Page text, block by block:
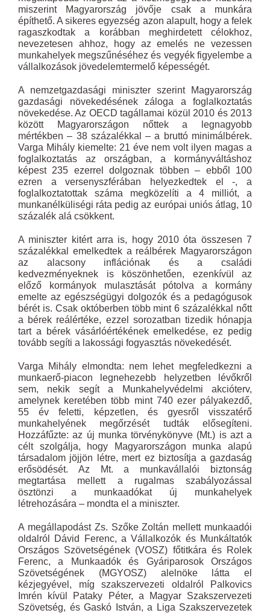
miszerint Magyarország jövője csak a munkára
építhető. A sikeres egyezség azon alapult, hogy a felek
ragaszkodtak a korábban meghirdetett célokhoz,
nevezetesen ahhoz, hogy az emelés ne vezessen
munkahelyek megszűnéséhez és vegyék figyelembe a
vállalkozások jövedelemtermelő képességét.
A nemzetgazdasági miniszter szerint Magyarország
gazdasági növekedésének záloga a foglalkoztatás
növekedése. Az OECD tagállamai közül 2010 és 2013
között Magyarországon nőttek a legnagyobb
mértékben – 38 százalékkal – a bruttó minimálbérek.
Varga Mihály kiemelte: 21 éve nem volt ilyen magas a
foglalkoztatás az országban, a kormányváltáshoz
képest 235 ezerrel dolgoznak többen – ebből 100
ezren a versenyszférában helyezkedtek el -, a
foglalkoztatottak száma megközelíti a 4 milliót, a
munkanélküliségi ráta pedig az európai uniós átlag, 10
százalék alá csökkent.
A miniszter kitért arra is, hogy 2010 óta összesen 7
százalékkal emelkedtek a reálbérek Magyarországon
az alacsony inflációnak és a családi
kedvezményeknek is köszönhetően, ezenkívül az
előző kormányok mulasztását pótolva a kormány
emelte az egészségügyi dolgozók és a pedagógusok
bérét is. Csak októberben több mint 6 százalékkal nőtt
a bérek reálértéke, ezzel sorozatban tizedik hónapja
tart a bérek vásárlóértékének emelkedése, ez pedig
tovább segíti a lakossági fogyasztás növekedését.
Varga Mihály elmondta: nem lehet megfeledkezni a
munkaerő-piacon legnehezebb helyzetben lévőkről
sem, nekik segít a Munkahelyvédelmi akcióterv,
amelynek keretében több mint 740 ezer pályakezdő,
55 év feletti, képzetlen, és gyesről visszatérő
munkahelyének megőrzését tudták elősegíteni.
Hozzáfűzte: az új munka törvénykönyve (Mt.) is azt a
célt szolgálja, hogy Magyarországon munka alapú
társadalom jöjjön létre, mert ez biztosítja a gazdaság
erősödését. Az Mt. a munkavállalói biztonság
megtartása mellett a rugalmas szabályozással
ösztönzi a munkaadókat új munkahelyek
létrehozására – mondta el a miniszter.
A megállapodást Zs. Szőke Zoltán mellett munkaadói
oldalról Dávid Ferenc, a Vállalkozók és Munkáltatók
Országos Szövetségének (VOSZ) főtitkára és Rolek
Ferenc, a Munkaadók és Gyáriparosok Országos
Szövetségének (MGYOSZ) alelnöke látta el
kézjegyével, míg szakszervezeti oldalról Palkovics
Imrén kívül Pataky Péter, a Magyar Szakszervezeti
Szövetség, és Gaskó István, a Liga Szakszervezetek